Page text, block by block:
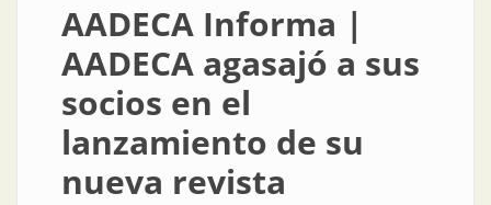
AADECA Informa |
AADECA agasajó a sus
socios en el
lanzamiento de su
nueva revista